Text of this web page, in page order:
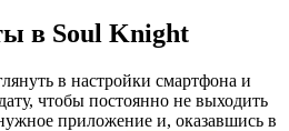
в Soul Knight
в настройки смартфона и
чтобы постоянно не выходить
приложение и, оказавшись в